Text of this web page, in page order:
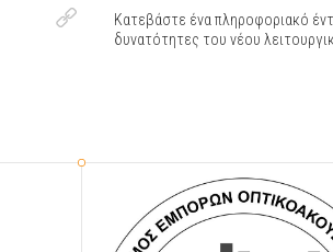
Κατεβάστε ένα πληροφοριακό
δυνατότητες του νέου